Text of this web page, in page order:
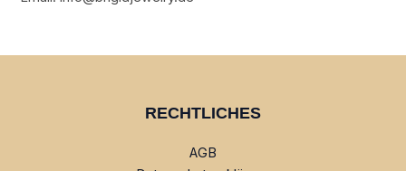
RECHTLICHES
AGB